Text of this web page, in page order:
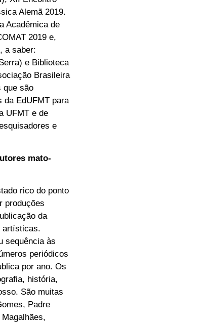
Alemã 2019.
Acadêmica de
2019 e,
a saber:
e Biblioteca
Brasileira
que são
EdUFMT para
UFMT e de
e
mato-
rico do ponto
produções
da
artísticas.
sequência às
periódicos
por ano. Os
história,
São muitas
Padre